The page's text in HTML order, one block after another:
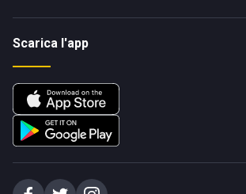
Scarica l'app